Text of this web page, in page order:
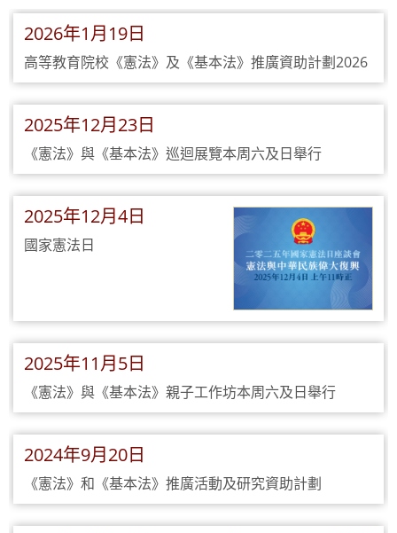
2026年1月19日
高等教育院校《憲法》及《基本法》推廣資助計劃2026
2025年12月23日
《憲法》與《基本法》巡迴展覽本周六及日舉行
2025年12月4日
國家憲法日
2025年11月5日
《憲法》與《基本法》親子工作坊本周六及日舉行
2024年9月20日
《憲法》和《基本法》推廣活動及研究資助計劃